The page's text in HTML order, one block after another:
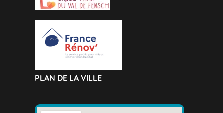
PLAN DE LA VILLE